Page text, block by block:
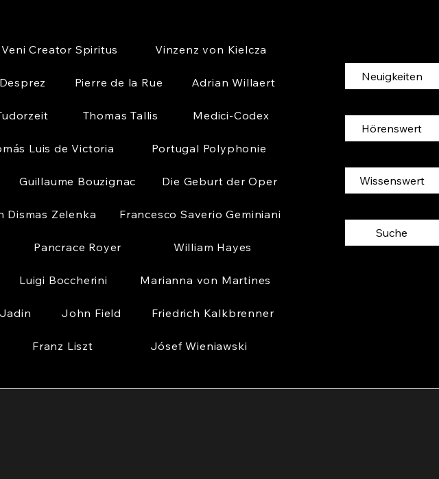
Veni Creator Spiritus Vinzenz von Kielcza
Pierre de la Rue Adrian Willaert
Thomas Tallis Medici-Codex
Luis de Victoria Portugal Polyphonie
Guillaume Bouzignac Die Geburt der Oper
Dismas Zelenka Francesco Saverio Geminiani
Pancrace Royer William Hayes
Luigi Boccherini Marianna von Martines
John Field Friedrich Kalkbrenner
Franz Liszt Jósef Wieniawski
Neuigkeiten
Hörenswert
Wissenswert
Suche